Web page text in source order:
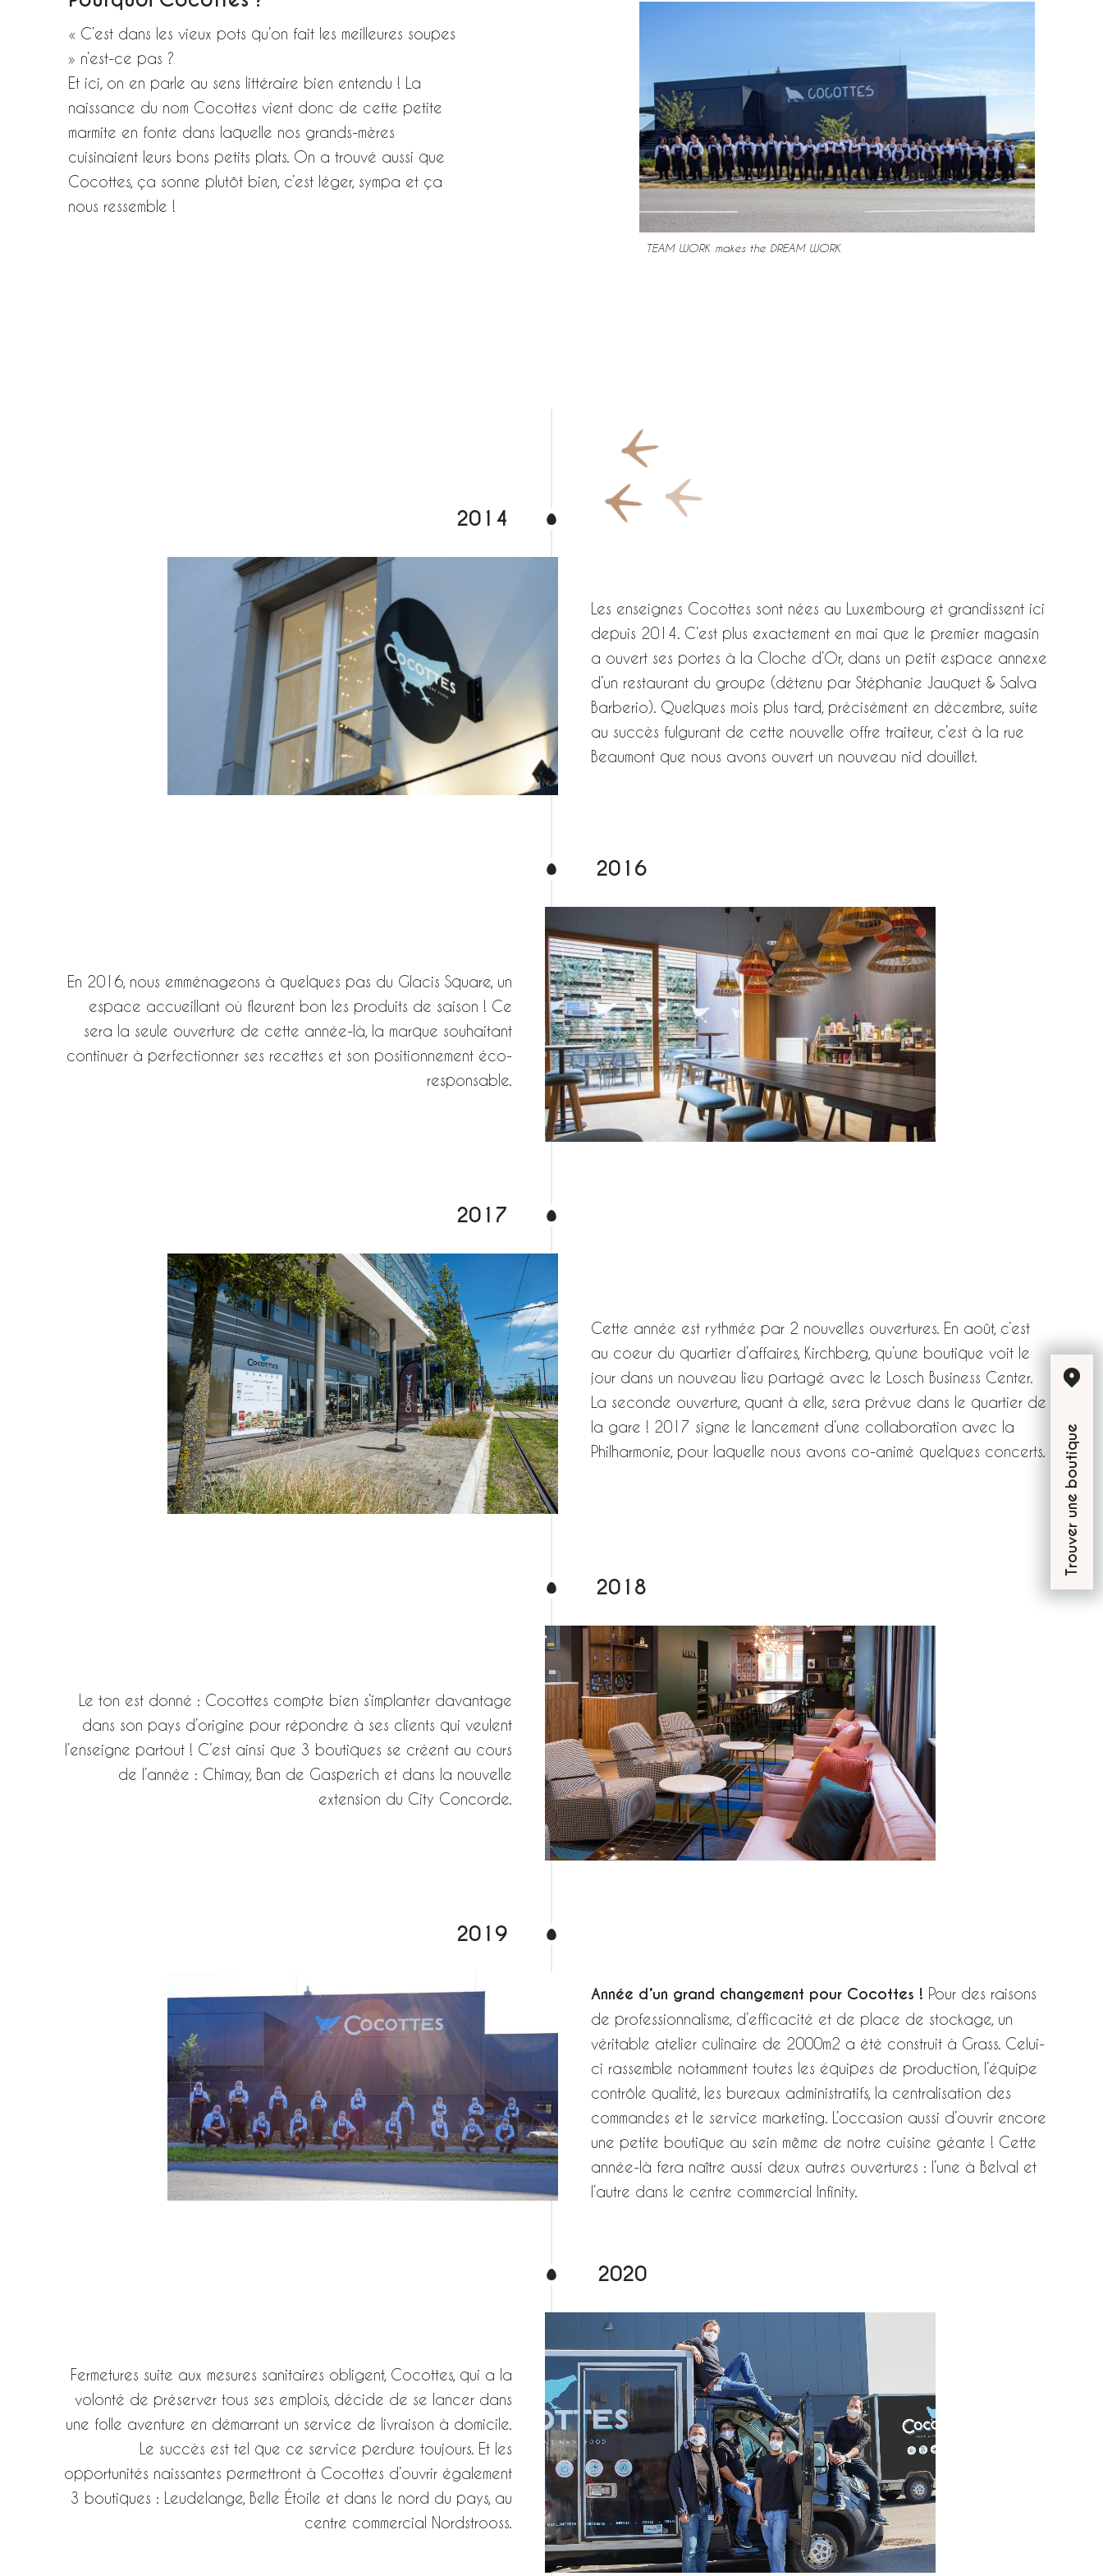
Trouver une boutique
« C’est dans les vieux pots qu’on fait les meilleures soupes
» n’est-ce pas ?
Et ici, on en parle au sens littéraire bien entendu ! La
naissance du nom Cocottes vient donc de cette petite
marmite en fonte dans laquelle nos grands-mères
cuisinaient leurs bons petits plats. On a trouvé aussi que
Cocottes, ça sonne plutôt bien, c’est léger, sympa et ça
nous ressemble !
TEAM WORK makes the DREAM WORK
2014
Les enseignes Cocottes sont nées au Luxembourg et grandissent ici
depuis 2014. C’est plus exactement en mai que le premier magasin
a ouvert ses portes à la Cloche d’Or, dans un petit espace annexe
d’un restaurant du groupe (détenu par Stéphanie Jauquet & Salva
Barberio). Quelques mois plus tard, précisément en décembre, suite
au succès fulgurant de cette nouvelle offre traiteur, c’est à la rue
Beaumont que nous avons ouvert un nouveau nid douillet.
2016
En 2016, nous emménageons à quelques pas du Glacis Square, un
espace accueillant où fleurent bon les produits de saison ! Ce
sera la seule ouverture de cette année-là, la marque souhaitant
continuer à perfectionner ses recettes et son positionnement éco-
responsable.
2017
Cette année est rythmée par 2 nouvelles ouvertures. En août, c’est
au coeur du quartier d’affaires, Kirchberg, qu’une boutique voit le
jour dans un nouveau lieu partagé avec le Losch Business Center.
La seconde ouverture, quant à elle, sera prévue dans le quartier de
la gare ! 2017 signe le lancement d’une collaboration avec la
Philharmonie, pour laquelle nous avons co-animé quelques concerts.
2018
Le ton est donné : Cocottes compte bien s’implanter davantage
dans son pays d’origine pour répondre à ses clients qui veulent
l’enseigne partout ! C’est ainsi que 3 boutiques se créent au cours
de l’année : Chimay, Ban de Gasperich et dans la nouvelle
extension du City Concorde.
2019
Année d’un grand changement pour Cocottes ! Pour des raisons
de professionnalisme, d’efficacité et de place de stockage, un
véritable atelier culinaire de 2000m2 a été construit à Grass. Celui-
ci rassemble notamment toutes les équipes de production, l’équipe
contrôle qualité, les bureaux administratifs, la centralisation des
commandes et le service marketing. L’occasion aussi d’ouvrir encore
une petite boutique au sein même de notre cuisine géante ! Cette
année-là fera naître aussi deux autres ouvertures : l’une à Belval et
l’autre dans le centre commercial Infinity.
2020
Fermetures suite aux mesures sanitaires obligent, Cocottes, qui a la
volonté de préserver tous ses emplois, décide de se lancer dans
une folle aventure en démarrant un service de livraison à domicile.
Le succès est tel que ce service perdure toujours. Et les
opportunités naissantes permettront à Cocottes d’ouvrir également
3 boutiques : Leudelange, Belle Étoile et dans le nord du pays, au
centre commercial Nordstrooss.